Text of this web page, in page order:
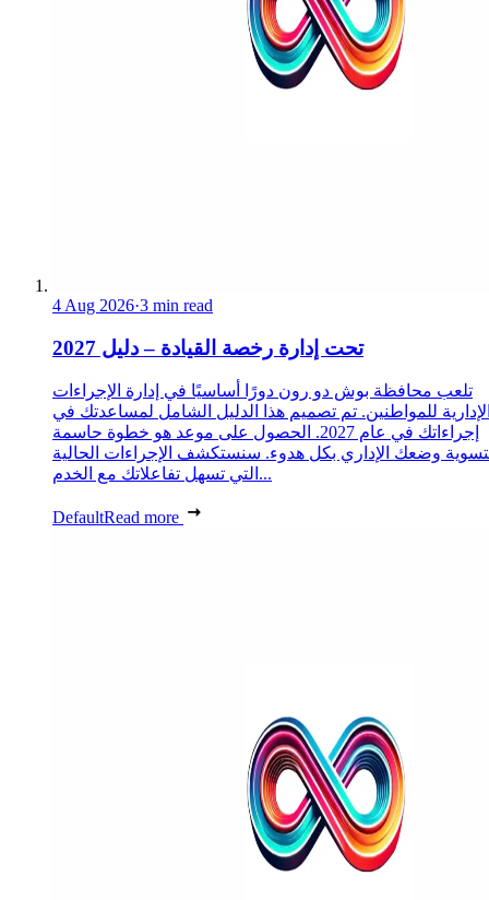
4 Aug 2026·3 min read
تحت إدارة رخصة القيادة – دليل 2027
تلعب محافظة بوش دو رون دورًا أساسيًا في إدارة الإجراءات
للمواطنين. تم تصميم هذا الدليل الشامل لمساعدتك في
إجراءاتك في عام 2027. الحصول على موعد هو خطوة حاسمة
وضعك الإداري بكل هدوء. سنستكشف الإجراءات الحالية
التي تسهل تفاعلاتك مع الخدم...
DefaultRead more